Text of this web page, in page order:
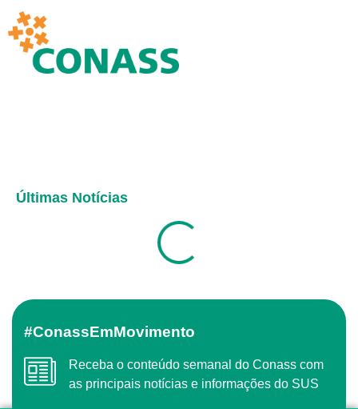
Últimas Notícias
#ConassEmMovimento
Receba o conteúdo semanal do Conass com
as principais notícias e informações do SUS